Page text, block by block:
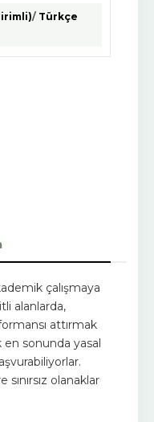
/ Türkçe
çalışmaya
alanlarda,
attırmak
en sonunda yasal
olanaklar